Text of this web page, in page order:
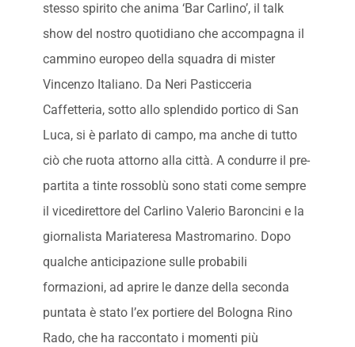
stesso spirito che anima ‘Bar Carlino’, il talk
show del nostro quotidiano che accompagna il
cammino europeo della squadra di mister
Vincenzo Italiano. Da Neri Pasticceria
Caffetteria, sotto allo splendido portico di San
Luca, si è parlato di campo, ma anche di tutto
ciò che ruota attorno alla città. A condurre il pre-
partita a tinte rossoblù sono stati come sempre
il vicedirettore del Carlino Valerio Baroncini e la
giornalista Mariateresa Mastromarino. Dopo
qualche anticipazione sulle probabili
formazioni, ad aprire le danze della seconda
puntata è stato l’ex portiere del Bologna Rino
Rado, che ha raccontato i momenti più